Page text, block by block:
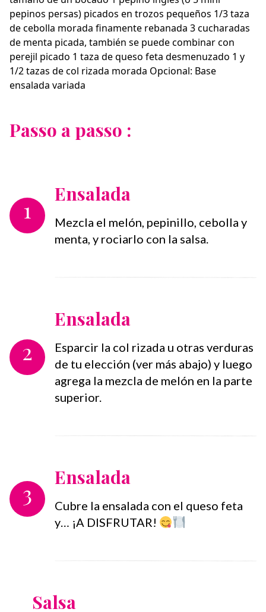
pepinos persas) picados en trozos pequeños⁣ 1/3 taza
de cebolla morada finamente rebanada⁣ 3 cucharadas
de menta picada, también se puede combinar con
perejil picado⁣ 1 taza de queso feta desmenuzado⁣ 1 y
1/2 tazas de col rizada morada⁣ Opcional: Base
ensalada variada⁣
Passo a passo :
1
Ensalada
Mezcla el melón, pepinillo, cebolla y
menta, y rociarlo con la salsa.⁣
2
Ensalada
Esparcir la col rizada u otras verduras
de tu elección (ver más abajo) y luego
agrega la mezcla de melón en la parte
superior.⁣
3
Ensalada
Cubre la ensalada con el queso feta
y… ¡A DISFRUTAR!
Salsa